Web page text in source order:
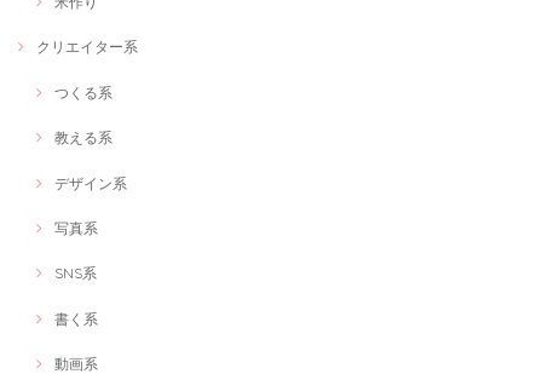
た。ありがとうございます!
のがよかったです！
クリエイター系
つくる系
教える系
デザイン系
写真系
SNS系
書く系
動画系